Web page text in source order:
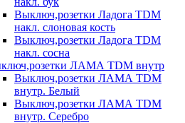
Выключ,розетки Ладога TDM
накл. слоновая кость
Выключ,розетки Ладога TDM
накл. сосна
ЛАМА TDM внутр
Выключ,розетки ЛАМА TDM
внутр. Белый
Выключ,розетки ЛАМА TDM
внутр. Серебро